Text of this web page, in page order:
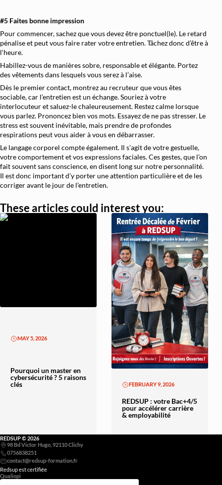
#5 Faites bonne impression
Pour commencer, sachez que vous devez être ponctuel(le). Le retard
pénalise et peut vous faire rater votre entretien. Tâchez donc d’être à
l‘heure.
Habillez-vous de manières sobre, responsable et élégante. Portez
des vêtements dans lesquels vous serez à l’aise.
Dès le premier contact, montrez au recruteur que vous êtes
sociable, car l’entretien est un échange. Souriez à votre
interlocuteur et saluez-le chaleureusement. Restez calme lorsque
vous parlez. Prononcez bien vos mots. Essayez de ne pas stresser. Le
stress est souvent inévitable, mais prendre de profondes
respirations peut vous aider à vous en débarrasser.
Le langage corporel compte également. Il s’agit de votre gestuelle,
votre comportement et vos expressions faciales. Ces gestes, que l’on
fait souvent sans conscience, en disent long sur notre personnalité.
Il est donc important d’y porter une attention particulière et de les
corriger avant le jour de l’entretien.
These articles could interest you:
MAY 5, 2026
Pourquoi un master en
cybersécurité ? 5 raisons
clés
FEBRUARY 9, 2026
REDSUP : votre Bac+4/5
pour accélérer carrière
& employabilité
REDSUP © 2026
98 Bd Victor Hugo, 92110 Clichy
0756838251
Redsup est certifiée
Qualiopi